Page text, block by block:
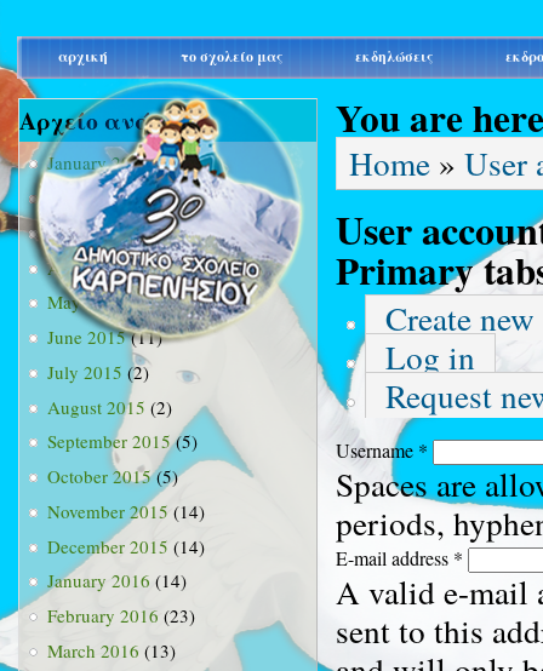
main_menu
αρχική το σχολείο μας εκδηλώσεις
Αρχείο ανά μήνα
January 2015(3)
February 2015(9)
March 2015(34)
April 2015(15)
May 2015(13)
June 2015(11)
July 2015 (2)
August 2015 (2)
September 2015(5)
October 2015(5)
November 2015 (14)
December 2015 (14)
January 2016 (14)
February 2016 (23)
March 2016 (13)
You are here
Home » User
User
Primary
Create
Log in
Request
Username *
Spaces are
periods,
E-mail address *
A valid e-mail
sent to this